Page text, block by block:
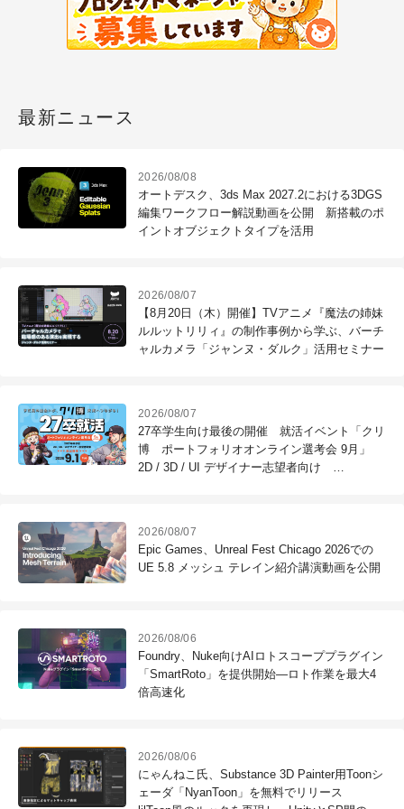
最新ニュース
2026/08/08
オートデスク、3ds Max 2027.2における3DGS
編集ワークフロー解説動画を公開 新搭載のポ
イントオブジェクトタイプを活用
2026/08/07
【8月20日（木）開催】TVアニメ『魔法の姉妹
ルルットリリィ』の制作事例から学ぶ、バーチ
ャルカメラ「ジャンヌ・ダルク」活用セミナー
2026/08/07
27卒学生向け最後の開催 就活イベント「クリ
博 ポートフォリオオンライン選考会 9月」
2D / 3D / UI デザイナー志望者向け
2026/08/07
Epic Games、Unreal Fest Chicago 2026での
UE 5.8 メッシュ テレイン紹介講演動画を公開
2026/08/06
Foundry、Nuke向けAIロトスコーププラグイン
「SmartRoto」を提供開始―ロト作業を最大4
倍高速化
2026/08/06
にゃんねこ氏、Substance 3D Painter用Toonシ
ェーダ「NyanToon」を無料でリリース